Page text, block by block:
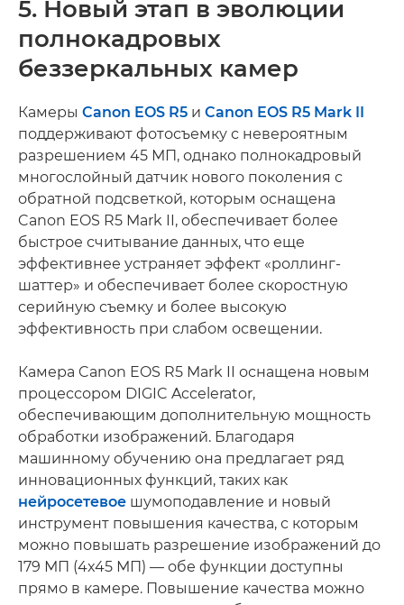
5. Новый этап в эволюции
полнокадровых
беззеркальных камер
Камеры Canon EOS R5 и Canon EOS R5 Mark II
поддерживают фотосъемку с невероятным
разрешением 45 МП, однако полнокадровый
многослойный датчик нового поколения с
обратной подсветкой, которым оснащена
Canon EOS R5 Mark II, обеспечивает более
быстрое считывание данных, что еще
эффективнее устраняет эффект «роллинг-
шаттер» и обеспечивает более скоростную
серийную съемку и более высокую
эффективность при слабом освещении.
Камера Canon EOS R5 Mark II оснащена новым
процессором DIGIC Accelerator,
обеспечивающим дополнительную мощность
обработки изображений. Благодаря
машинному обучению она предлагает ряд
инновационных функций, таких как
нейросетевое шумоподавление и новый
инструмент повышения качества, с которым
можно повышать разрешение изображений до
179 МП (4x45 МП) — обе функции доступны
прямо в камере. Повышение качества можно